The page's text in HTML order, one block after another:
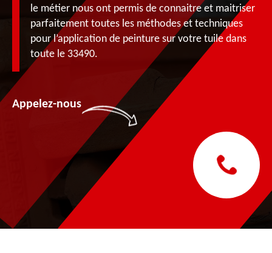
le métier nous ont permis de connaitre et maitriser
parfaitement toutes les méthodes et techniques
pour l’application de peinture sur votre tuile dans
toute le 33490.
Appelez-nous